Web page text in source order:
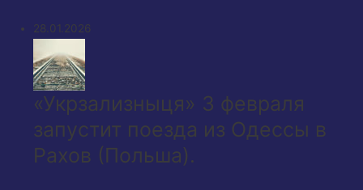
28.01.2026
«Укрзализныця» 3 февраля
запустит поезда из Одессы в
Рахов (Польша).